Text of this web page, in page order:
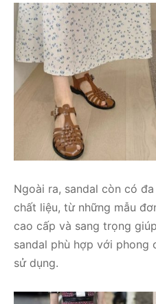
Ngoài ra, sandal còn có
chất liệu, từ những mẫu
cao cấp và sang trọng
sandal phù hợp với phong
sử dụng.